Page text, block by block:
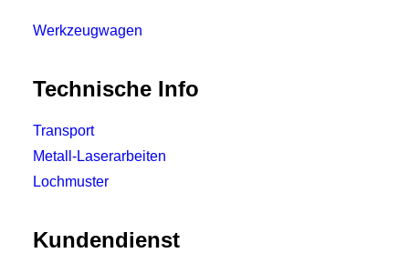
Werkzeugwagen
Technische Info
Transport
Metall-Laserarbeiten
Lochmuster
Kundendienst